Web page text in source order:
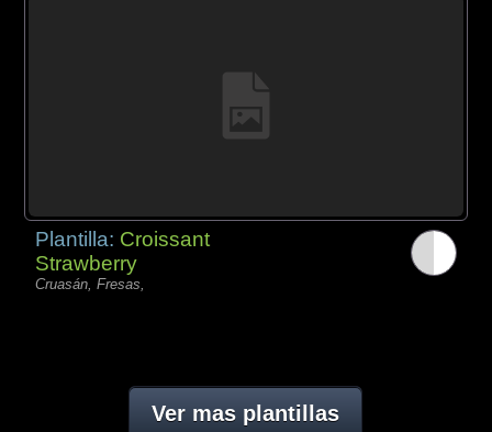
Plantilla: Croissant
Strawberry
Cruasán, Fresas,
Ver mas plantillas